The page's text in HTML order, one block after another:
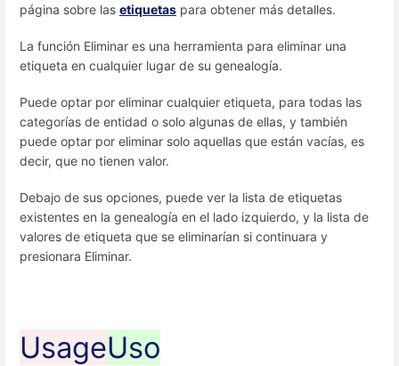
página sobre las etiquetas para obtener más detalles.
La función Eliminar es una herramienta para eliminar una
etiqueta en cualquier lugar de su genealogía.
Puede optar por eliminar cualquier etiqueta, para todas las
categorías de entidad o solo algunas de ellas, y también
puede optar por eliminar solo aquellas que están vacías, es
decir, que no tienen valor.
Debajo de sus opciones, puede ver la lista de etiquetas
existentes en la genealogía en el lado izquierdo, y la lista de
valores de etiqueta que se eliminarían si continuara y
presionara Eliminar.
UsageUso